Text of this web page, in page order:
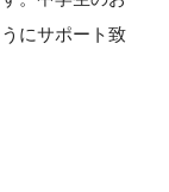
にサポート致